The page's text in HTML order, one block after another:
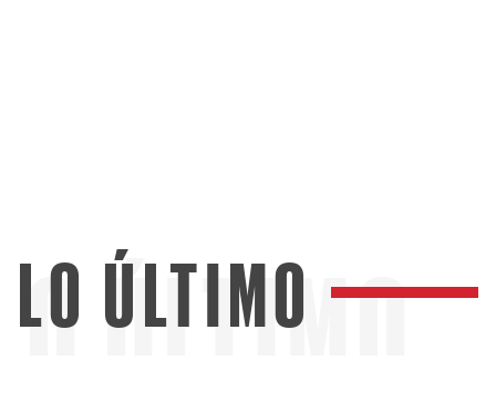
ÚLTIMO
LO ÚLTIMO